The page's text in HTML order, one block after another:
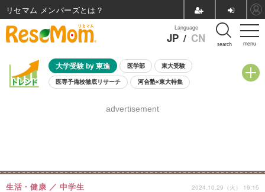
menu
Language
JP / CN search
大学受験 by 東進 医学部 東大受験
医専予備校徹底リサーチ 河合塾×東大特集
8月開催学校説明会・相談会
advertisement
生活・健康 中学生 2024.10.29（火） 19:15
リセマム メンバーズ